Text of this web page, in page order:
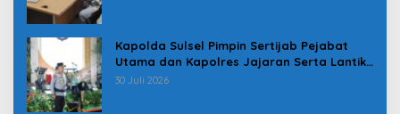
Kapolda Sulsel Pimpin Sertijab Pejabat
Utama dan Kapolres Jajaran Serta Lantik
Karolog dan Kapolresta Gowa
30 Juli 2026